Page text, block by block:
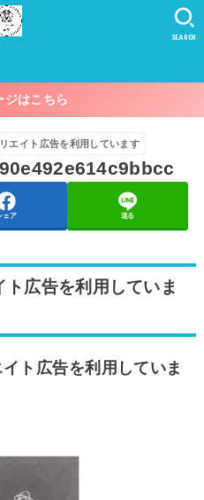
SEARCH
ジはこちら
エイト広告を利用しています
ェア 送る
広告を利用していま
ト広告を利用していま